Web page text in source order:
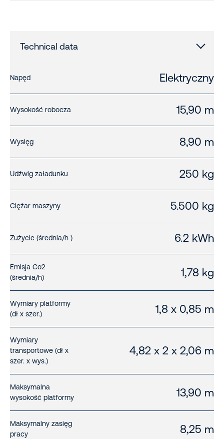
Technical data
Napęd Elektryczny
Wysokość robocza 15,90 m
Wysięg 8,90 m
Udźwig załadunku 250 kg
Ciężar maszyny 5.500 kg
Zużycie (średnia/h ) 6.2 kWh
Emisja Co2
(średnia/h)
1,78 kg
Wymiary platformy
(dł x szer.)
1,8 x 0,85 m
Wymiary
transportowe (dł x
szer. x wys.)
4,82 x 2 x 2,06 m
Maksymalna
wysokość platformy
13,90 m
Maksymalny zasięg
pracy
8,25 m